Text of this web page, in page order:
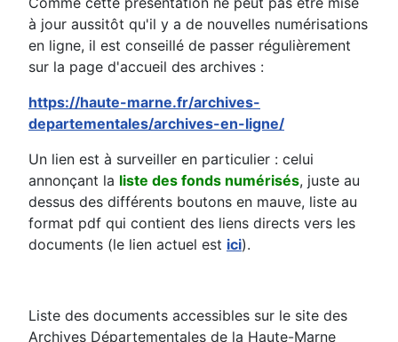
à jour aussitôt qu'il y a de nouvelles numérisations
en ligne, il est conseillé de passer régulièrement
sur la page d'accueil des archives :
https://haute-marne.fr/archives-
departementales/archives-en-ligne/
Un lien est à surveiller en particulier : celui
annonçant la liste des fonds numérisés, juste au
dessus des différents boutons en mauve, liste au
format pdf qui contient des liens directs vers les
documents (le lien actuel est ici).
Liste des documents accessibles sur le site des
Archives Départementales de la Haute-Marne